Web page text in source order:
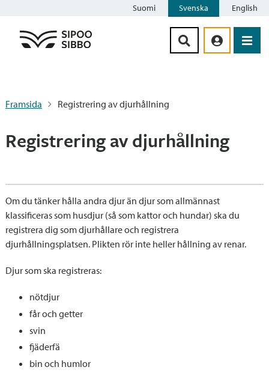
Suomi Svenska English
Framsida Registrering av djurhållning
Registrering av djurhållning
Om du tänker hålla andra djur än djur som allmännast
klassificeras som husdjur (så som kattor och hundar) ska du
registrera dig som djurhållare och registrera
djurhållningsplatsen. Plikten rör inte heller hållning av renar.
Djur som ska registreras:
nötdjur
får och getter
svin
fjäderfä
bin och humlor